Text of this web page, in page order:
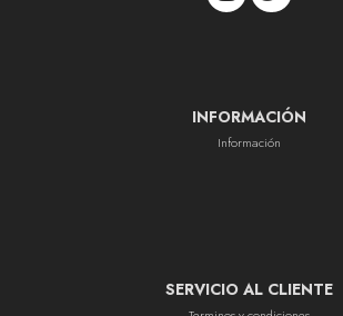
INFORMACIÓN
Información
SERVICIO AL CLIENTE